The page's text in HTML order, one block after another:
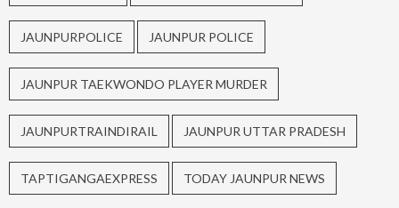
JAUNPURPOLICE JAUNPUR POLICE
JAUNPUR TAEKWONDO PLAYER MURDER
JAUNPURTRAINDIRAIL JAUNPUR UTTAR PRADESH
TAPTIGANGAEXPRESS TODAY JAUNPUR NEWS